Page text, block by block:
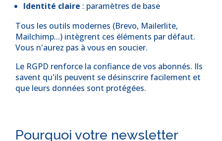
Identité claire : paramètres de base
Tous les outils modernes (Brevo, Mailerlite,
Mailchimp...) intègrent ces éléments par défaut.
Vous n'aurez pas à vous en soucier.
Le RGPD renforce la confiance de vos abonnés. Ils
savent qu'ils peuvent se désinscrire facilement et
que leurs données sont protégées.
Pourquoi votre newsletter